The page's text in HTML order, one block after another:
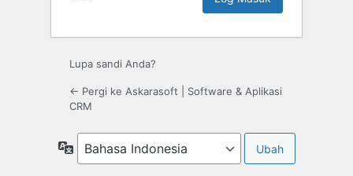
Lupa sandi Anda?
← Pergi ke Askarasoft | Software & Aplikasi
CRM
Bahasa